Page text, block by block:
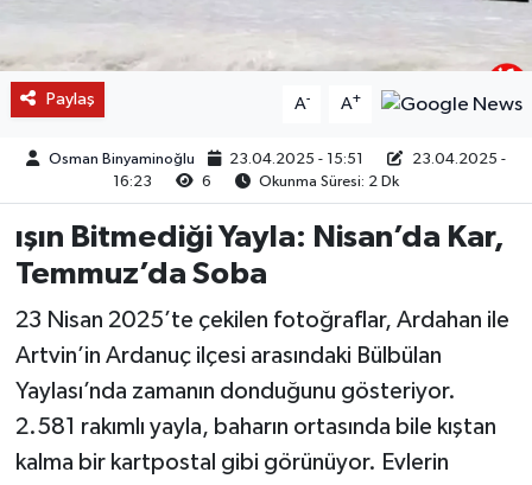
Paylaş A- A+
Osman Binyaminoğlu 23.04.2025 - 15:51
23.04.2025 -
16:23
6 Okunma Süresi: 2 Dk
ışın Bitmediği Yayla: Nisan’da Kar,
Temmuz’da Soba
23 Nisan 2025’te çekilen fotoğraflar, Ardahan ile
Artvin’in Ardanuç ilçesi arasındaki Bülbülan
Yaylası’nda zamanın donduğunu gösteriyor.
2.581 rakımlı yayla, baharın ortasında bile kıştan
kalma bir kartpostal gibi görünüyor. Evlerin